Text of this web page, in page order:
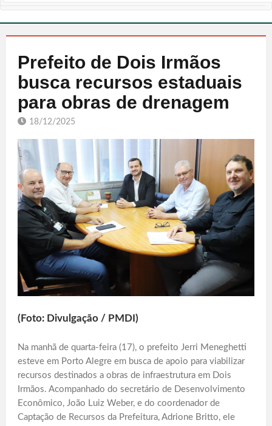
Prefeito de Dois Irmãos
busca recursos estaduais
para obras de drenagem
18/12/2025
(Foto: Divulgação / PMDI)
Na manhã de quarta-feira (17), o prefeito Jerri Meneghetti
esteve em Porto Alegre em busca de apoio para viabilizar
recursos destinados a obras de infraestrutura em Dois
Irmãos. Acompanhado do secretário de Desenvolvimento
Econômico, João Luiz Weber, e do coordenador de
Captação de Recursos da Prefeitura, Adrione Britto, ele